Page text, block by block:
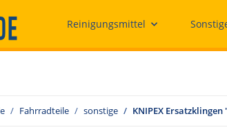
Reinigungsmittel
Fahrradteile sonstige KNIPEX